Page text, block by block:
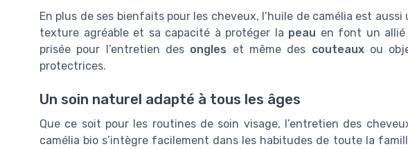
En plus de ses bienfaits pour les cheveux, l’huile de camélia est
texture agréable et sa capacité à protéger la peau en font un allié
prisée pour l’entretien des ongles et même des couteauxou
protectrices.
Un soin naturel adapté à tous les âges
Que ce soit pour les routines de soin visage, l’entretien des
camélia bio s’intègre facilement dans les habitudes de toute la